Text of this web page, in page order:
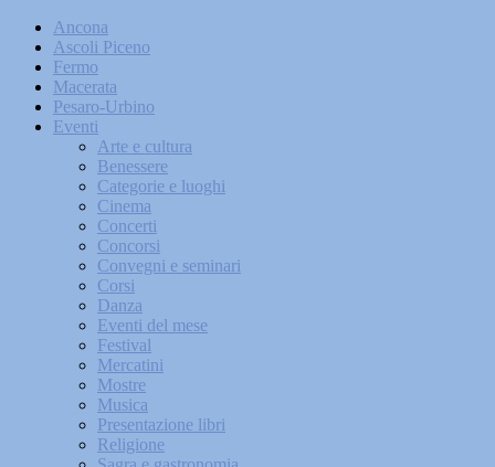
Ancona
Ascoli Piceno
Fermo
Macerata
Pesaro-Urbino
Eventi
Arte e cultura
Benessere
Categorie e luoghi
Cinema
Concerti
Concorsi
Convegni e seminari
Corsi
Danza
Eventi del mese
Festival
Mercatini
Mostre
Musica
Presentazione libri
Religione